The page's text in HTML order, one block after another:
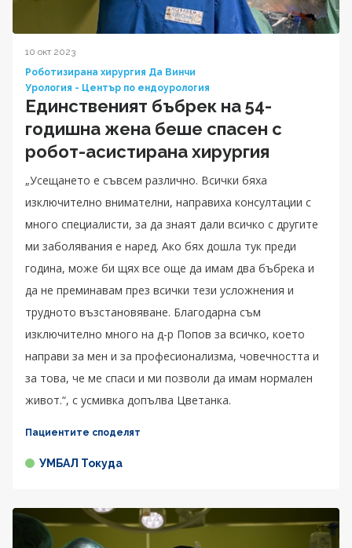
10 окт 2023
Роботизирана хирургия Да Винчи
Урология - Център по ендоурология
Единственият бъбрек на 54-
годишна жена беше спасен с
робот-асистирана хирургия
„Усещането е съвсем различно. Всички бяха
изключително внимателни, направиха консултации с
много специалисти, за да знаят дали всичко с другите
ми заболявания е наред. Ако бях дошла тук преди
година, може би щях все още да имам два бъбрека и
да не преминавам през всички тези усложнения и
трудното възстановяване. Благодарна съм
изключително много на д-р Попов за всичко, което
направи за мен и за професионализма, човечността и
за това, че ме спаси и ми позволи да имам нормален
живот.“, с усмивка допълва Цветанка.
Пациентите споделят
УМБАЛ Токуда